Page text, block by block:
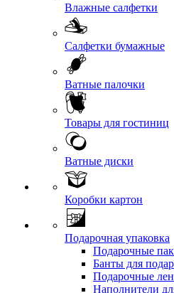
Влажные салфетки
Салфетки бумажные
Ватные палочки
Товары для гостиниц
Ватные диски
Коробки картон
Подарочная упаковка
Подарочные
Банты для
Подарочные
Наполнители